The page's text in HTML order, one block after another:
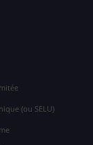
(ou SELU)